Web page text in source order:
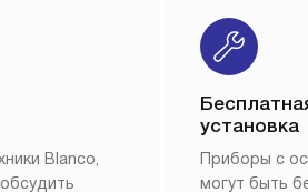
Blanco,
установка
Приборы с
могут быть